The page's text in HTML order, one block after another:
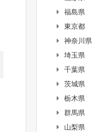
福島県
東京都
神奈川県
埼玉県
千葉県
茨城県
栃木県
群馬県
山梨県